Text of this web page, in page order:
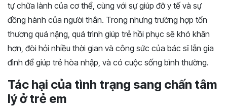
tự chữa lành của cơ thể, cùng với sự giúp đỡ y tế và sự
đồng hành của người thân. Trong nhưng trường hợp tổn
thương quá nặng, quá trình giúp trẻ hồi phục sẽ khó khăn
hơn, đòi hỏi nhiều thời gian và công sức của bác sĩ lẫn gia
đình để giúp trẻ hòa nhập, và có cuộc sống bình thường.
Tác hại của tình trạng sang chấn tâm
lý ở trẻ em